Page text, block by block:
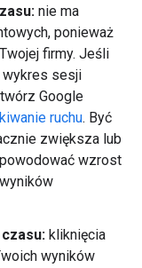
nie ma
ponieważ
firmy. Jeśli
wykres sesji
Google
ruchu. Być
zwiększa lub
wzrost
kliknięcia
wyników